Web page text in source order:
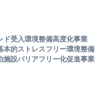
ド受入環境整備高度化事業
的ストレスフリー環境整備
設バリアフリー化促進事業